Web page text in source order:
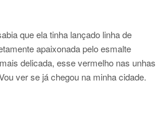
que ela tinha lançado linha de
apaixonada pelo esmalte
delicada, esse vermelho nas unhas
ver se já chegou na minha cidade.